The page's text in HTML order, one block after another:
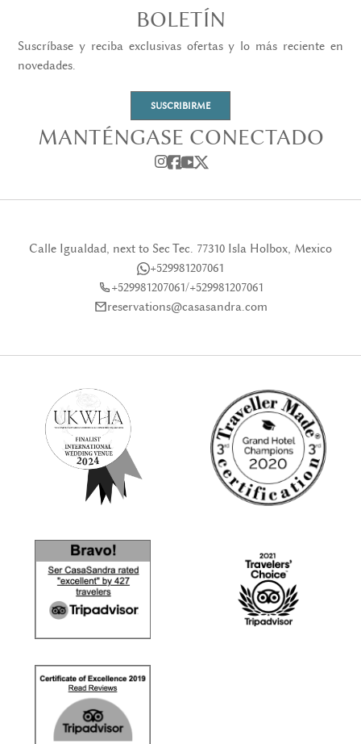
BOLETÍN
Suscríbase y reciba exclusivas ofertas y lo más reciente en
novedades.
SUSCRIBIRME
MANTÉNGASE CONECTADO
Calle Igualdad, next to Sec Tec. 77310 Isla Holbox, Mexico
+529981207061
+529981207061/+529981207061
reservations@casasandra.com